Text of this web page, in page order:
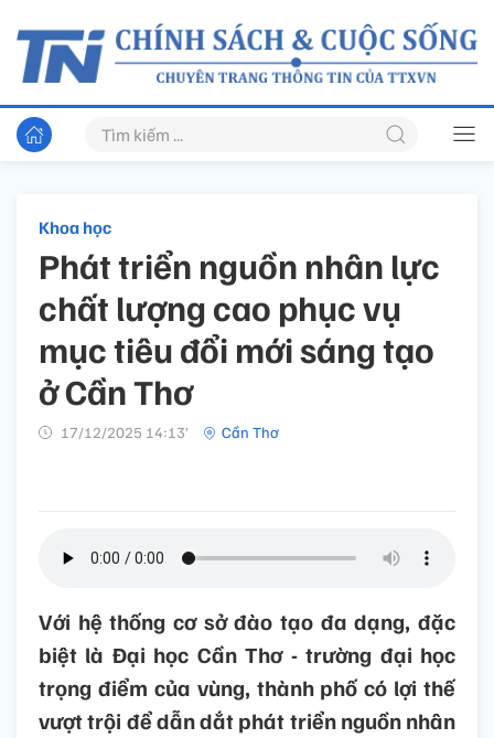
Khoa học
Phát triển nguồn nhân lực
chất lượng cao phục vụ
mục tiêu đổi mới sáng tạo
ở Cần Thơ
17/12/2025 14:13’ Cần Thơ
Với hệ thống cơ sở đào tạo đa dạng, đặc
biệt là Đại học Cần Thơ - trường đại học
trọng điểm của vùng, thành phố có lợi thế
vượt trội để dẫn dắt phát triển nguồn nhân